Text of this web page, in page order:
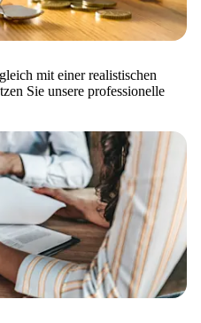
mit einer realistischen
Sie unsere professionelle